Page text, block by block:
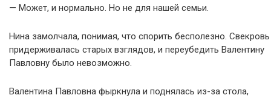
— Может, и нормально. Но не для нашей семьи.
Нина замолчала, понимая, что спорить бесполезно. Свекровь
придерживалась старых взглядов, и переубедить Валентину
Павловну было невозможно.
Валентина Павловна фыркнула и поднялась из-за стола,